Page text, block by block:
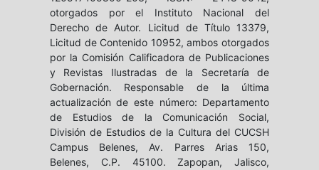
otorgados por el Instituto Nacional del
Derecho de Autor. Licitud de Título 13379,
Licitud de Contenido 10952, ambos otorgados
por la Comisión Calificadora de Publicaciones
y Revistas Ilustradas de la Secretaría de
Gobernación. Responsable de la última
actualización de este número: Departamento
de Estudios de la Comunicación Social,
División de Estudios de la Cultura del CUCSH
Campus Belenes, Av. Parres Arias 150,
Belenes, C.P. 45100. Zapopan, Jalisco,